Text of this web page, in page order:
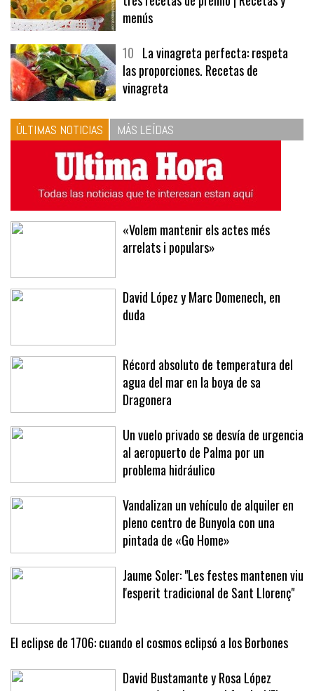
9Panecillos, gazpacho y bavarois,
tres recetas de premio | Recetas y
menús
10La vinagreta perfecta: respeta
las proporciones. Recetas de
vinagreta
ÚLTIMAS NOTICIAS MÁS LEÍDAS
«Volem mantenir els actes més
David López y Marc Domenech, en
Récord absoluto de temperatura del
agua del mar en la boya de sa
Dragonera
Un vuelo privado se desvía de urgencia
al aeropuerto de Palma por un
problema hidráulico
Vandalizan un vehículo de alquiler en
pleno centro de Bunyola con una
pintada de «Go Home»
Jaume Soler: "Les festes mantenen viu
El eclipse de 1706: cuando el cosmos eclipsó a los Borbones